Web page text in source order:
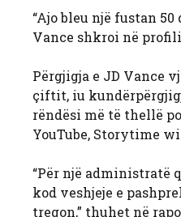
“Ajo bleu një fustan
Vance shkroi në
Përgjigja e JD Vance
çiftit, iu
rëndësi më të thellë
YouTube, Storytime
“Për një administratë
kod veshjeje e
tregon,” thuhet në